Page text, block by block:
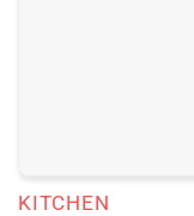
KITCHEN